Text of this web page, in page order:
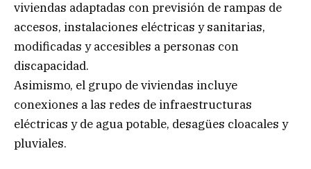
viviendas adaptadas con previsión de rampas de
accesos, instalaciones eléctricas y sanitarias,
modificadas y accesibles a personas con
discapacidad.
Asimismo, el grupo de viviendas incluye
conexiones a las redes de infraestructuras
eléctricas y de agua potable, desagües cloacales y
pluviales.